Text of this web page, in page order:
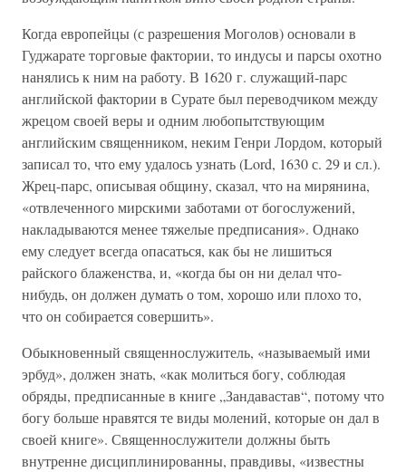
Когда европейцы (с разрешения Моголов) основали в
Гуджарате торговые фактории, то индусы и парсы охотно
нанялись к ним на работу. В 1620 г. служащий-парс
английской фактории в Сурате был переводчиком между
жрецом своей веры и одним любопытствующим
английским священником, неким Генри Лордом, который
записал то, что ему удалось узнать (Lord, 1630 с. 29 и сл.).
Жрец-парс, описывая общину, сказал, что на мирянина,
«отвлеченного мирскими заботами от богослужений,
накладываются менее тяжелые предписания». Однако
ему следует всегда опасаться, как бы не лишиться
райского блаженства, и, «когда бы он ни делал что-
нибудь, он должен думать о том, хорошо или плохо то,
что он собирается совершить».
Обыкновенный священнослужитель, «называемый ими
эрбуд», должен знать, «как молиться богу, соблюдая
обряды, предписанные в книге „Зандавастав“, потому что
богу больше нравятся те виды молений, которые он дал в
своей книге». Священнослужители должны быть
внутренне дисциплинированны, правдивы, «известны